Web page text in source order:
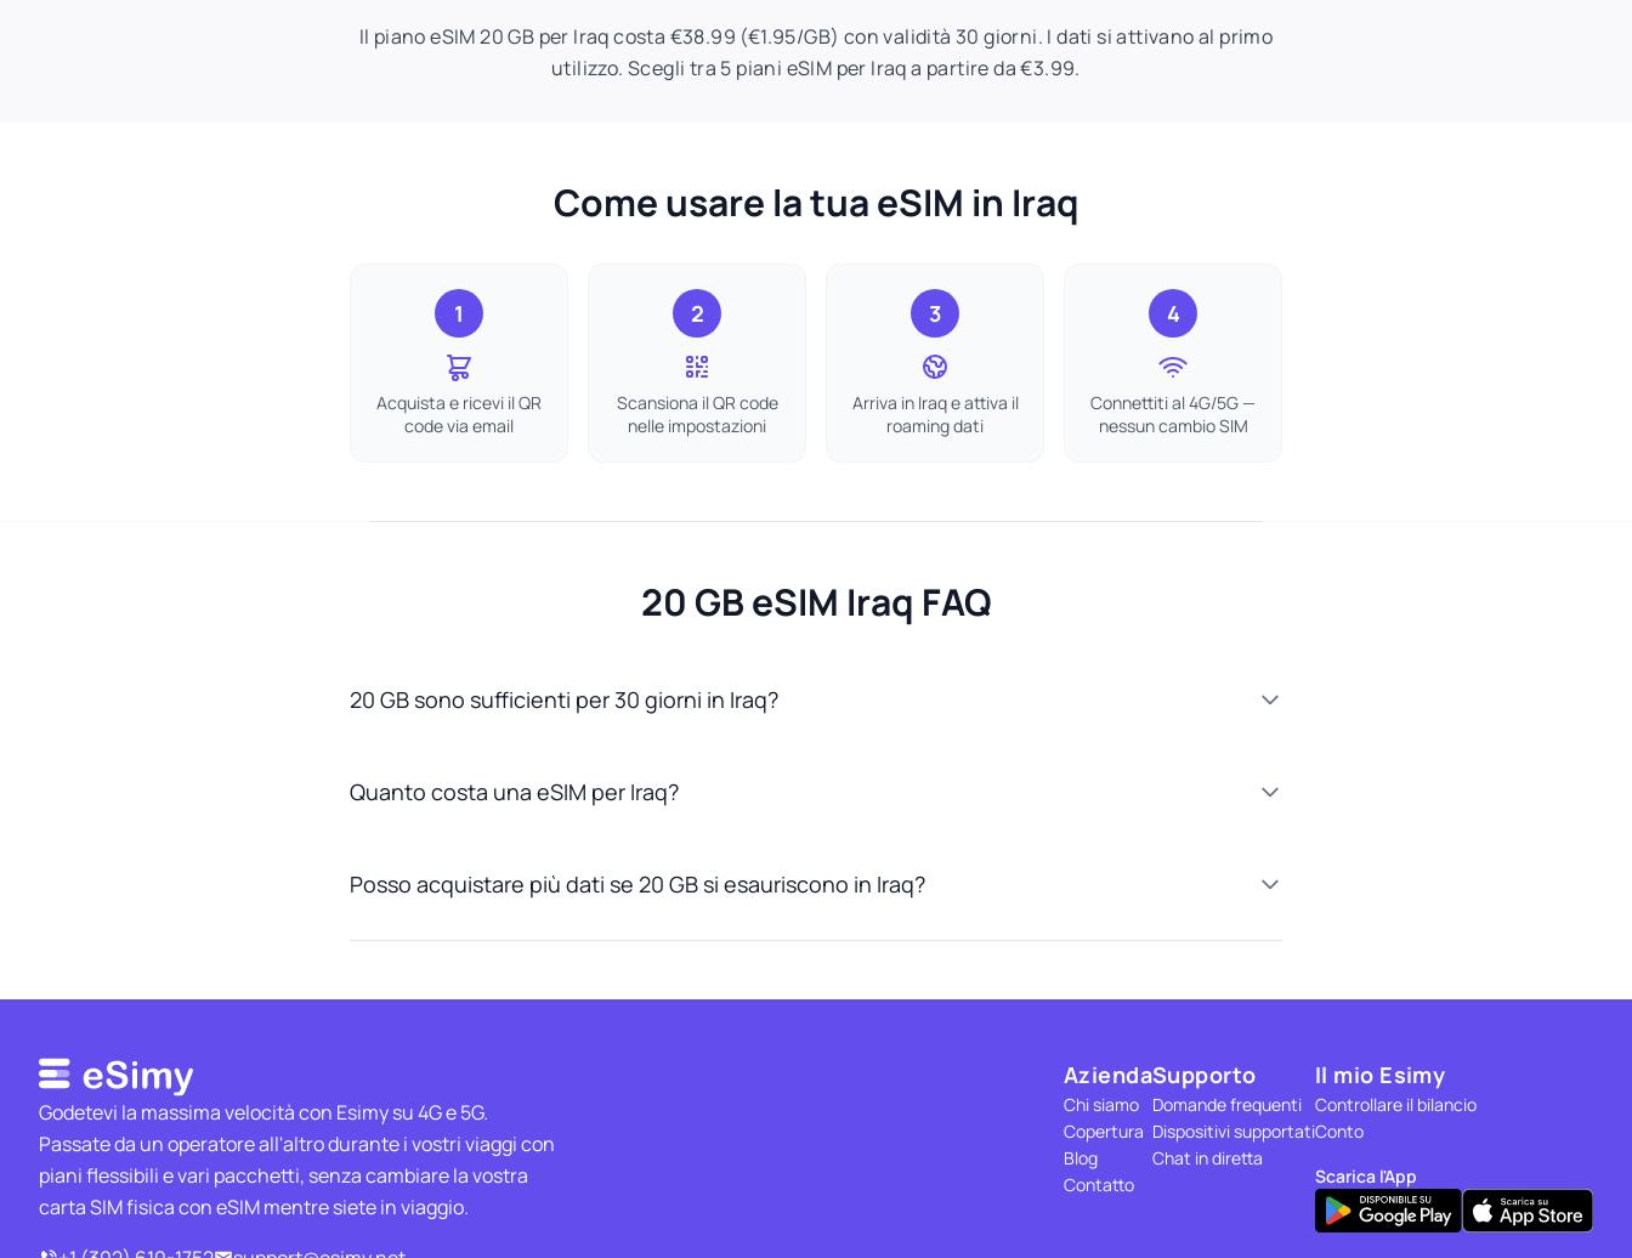
Il piano eSIM 20 GB per Iraq costa €38.99 (€1.95/GB) con validità 30 giorni. I dati si attivano al primo
utilizzo. Scegli tra 5 piani eSIM per Iraq a partire da €3.99.
Come usare la tua eSIM in Iraq
1
Acquista e ricevi il QR
code via email
2
Scansiona il QR code
nelle impostazioni
3
Arriva in Iraq e attiva il
roaming dati
4
Connettiti al 4G/5G —
nessun cambio SIM
20 GB eSIM Iraq FAQ
20 GB sono sufficienti per 30 giorni in Iraq?
Quanto costa una eSIM per Iraq?
Posso acquistare più dati se 20 GB si esauriscono in Iraq?
Godetevi la massima velocità con Esimy su 4G e 5G.
Passate da un operatore all'altro durante i vostri viaggi con
piani flessibili e vari pacchetti, senza cambiare la vostra
carta SIM fisica con eSIM mentre siete in viaggio.
Azienda
Chi siamo
Copertura
Blog
Contatto
Supporto
Domande frequenti
Dispositivi supportati
Chat in diretta
Il mio Esimy
Controllare il bilancio
Conto
Scarica l'App